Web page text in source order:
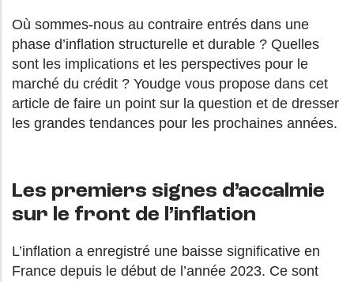
Où sommes-nous au contraire entrés dans une
phase d’inflation structurelle et durable ? Quelles
sont les implications et les perspectives pour le
marché du crédit ? Youdge vous propose dans cet
article de faire un point sur la question et de dresser
les grandes tendances pour les prochaines années.
Les premiers signes d’accalmie
sur le front de l’inflation
L’inflation a enregistré une baisse significative en
France depuis le début de l’année 2023. Ce sont